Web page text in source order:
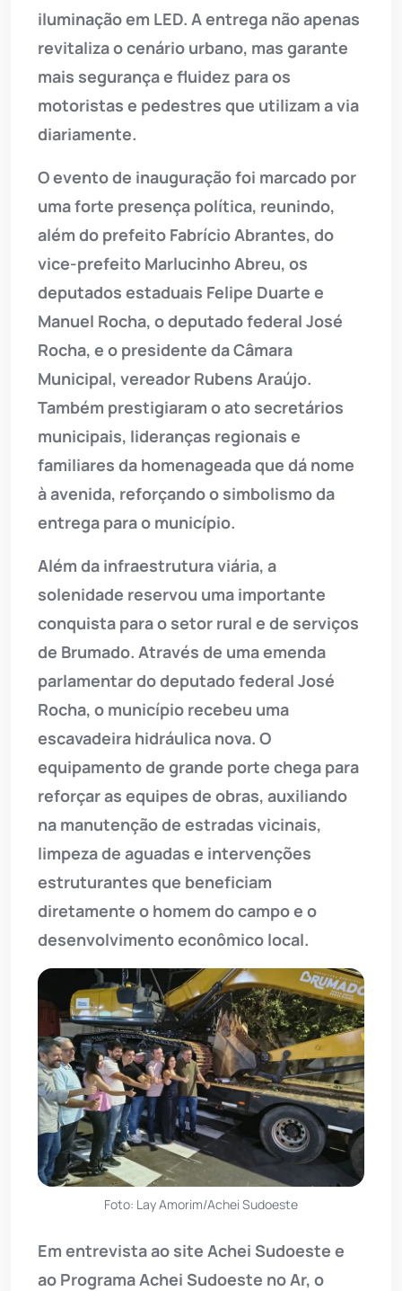
iluminação em LED. A entrega não apenas
revitaliza o cenário urbano, mas garante
mais segurança e fluidez para os
motoristas e pedestres que utilizam a via
diariamente.
O evento de inauguração foi marcado por
uma forte presença política, reunindo,
além do prefeito Fabrício Abrantes, do
vice-prefeito Marlucinho Abreu, os
deputados estaduais Felipe Duarte e
Manuel Rocha, o deputado federal José
Rocha, e o presidente da Câmara
Municipal, vereador Rubens Araújo.
Também prestigiaram o ato secretários
municipais, lideranças regionais e
familiares da homenageada que dá nome
à avenida, reforçando o simbolismo da
entrega para o município.
Além da infraestrutura viária, a
solenidade reservou uma importante
conquista para o setor rural e de serviços
de Brumado. Através de uma emenda
parlamentar do deputado federal José
Rocha, o município recebeu uma
escavadeira hidráulica nova. O
equipamento de grande porte chega para
reforçar as equipes de obras, auxiliando
na manutenção de estradas vicinais,
limpeza de aguadas e intervenções
estruturantes que beneficiam
diretamente o homem do campo e o
desenvolvimento econômico local.
Foto: Lay Amorim/Achei Sudoeste
Em entrevista ao site Achei Sudoeste e
ao Programa Achei Sudoeste no Ar, o